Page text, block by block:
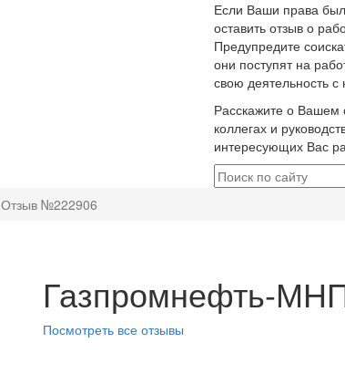
Если Ваши права
оставить отзыв о
Предупредите
они поступят на
свою деятельность
Расскажите о Вашем
коллегах и
интересующих Вас
Отзыв №222906
Газпромнефть-
Посмотреть все отзывы